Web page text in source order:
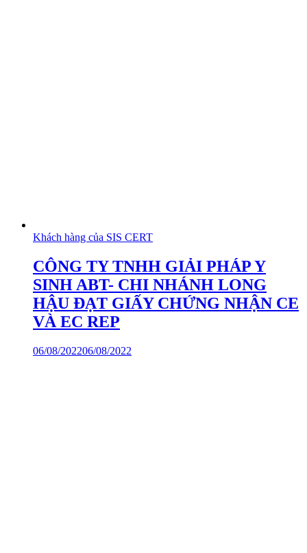
Khách hàng của SIS CERT
CÔNG TY TNHH GIẢI PHÁP Y
SINH ABT- CHI NHÁNH LONG
HẬU ĐẠT GIẤY CHỨNG NHẬN CE
VÀ EC REP
06/08/202206/08/2022